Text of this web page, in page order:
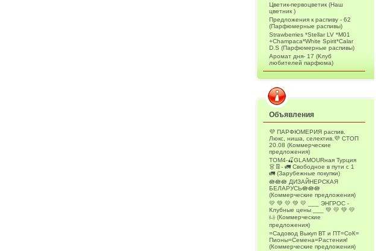
Цветик-первоцветик (Наш
цветник )
Предложения к распиву - 62
(Парфюмерные распивы)
Strawberries *Stellar LV *M01
+Champaca*White Spirit*Calar
D.S (Парфюмерные распивы)
Аромат дня- 17 (Клуб
любителей парфюма)
Объявления
💜 ПАРФЮМЕРИЯ распив.
Люкс, ниша, селектив.💜 СТОП
20.08 (Коммерческие
предложения)
ТОМ4-🍒GLAMOURная Турция
👗👖- 🚛 Свободное в пути с 1
🚛 (Зарубежные покупки)
🪷🪷🪷 ДИЗАЙНЕРСКАЯ
БЕЛАРУСЬ🪷🪷🪷
(Коммерческие предложения)
💛 💚 💛 💚 💛 ___ ЭНГРОС -
Клубные цены ___ 💚 💛 💚 💛
㈏ (Коммерческие
предложения)
=Садовод Выкуп ВТ и ПТ=СоК=
Пионы=Семена=Растения!
(Коммерческие предложения)